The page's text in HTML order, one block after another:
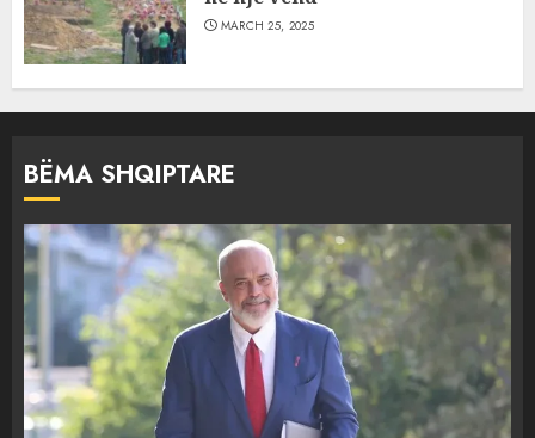
MARCH 25, 2025
BËMA SHQIPTARE